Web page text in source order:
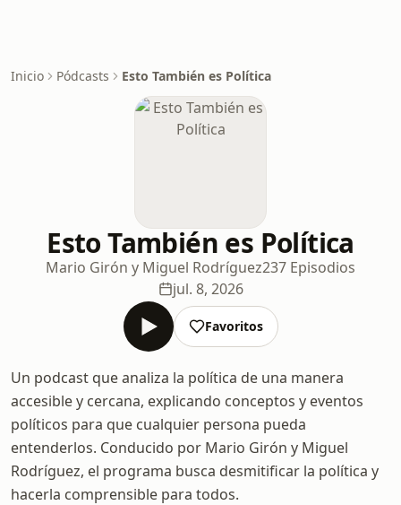
Inicio Pódcasts Esto También es Política
Esto También es Política
Mario Girón y Miguel Rodríguez237 Episodios
jul. 8, 2026
Favoritos
Un podcast que analiza la política de una manera
accesible y cercana, explicando conceptos y eventos
políticos para que cualquier persona pueda
entenderlos. Conducido por Mario Girón y Miguel
Rodríguez, el programa busca desmitificar la política y
hacerla comprensible para todos.